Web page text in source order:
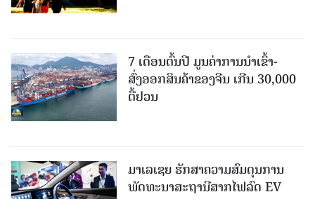
7 ເດືອນຕົ້ນປີ ມູນຄ່າການນຳເຂົ້າ-
ສົ່ງອອກສິນຄ້າຂອງຈີນ ເກີນ 30,000
ຕື້ຢວນ
ມາເລເຊຍ ຮັກສາຄວາມສົມດຸນການ
ພັດທະນາສະຖານີສາກໄຟລົດ EV